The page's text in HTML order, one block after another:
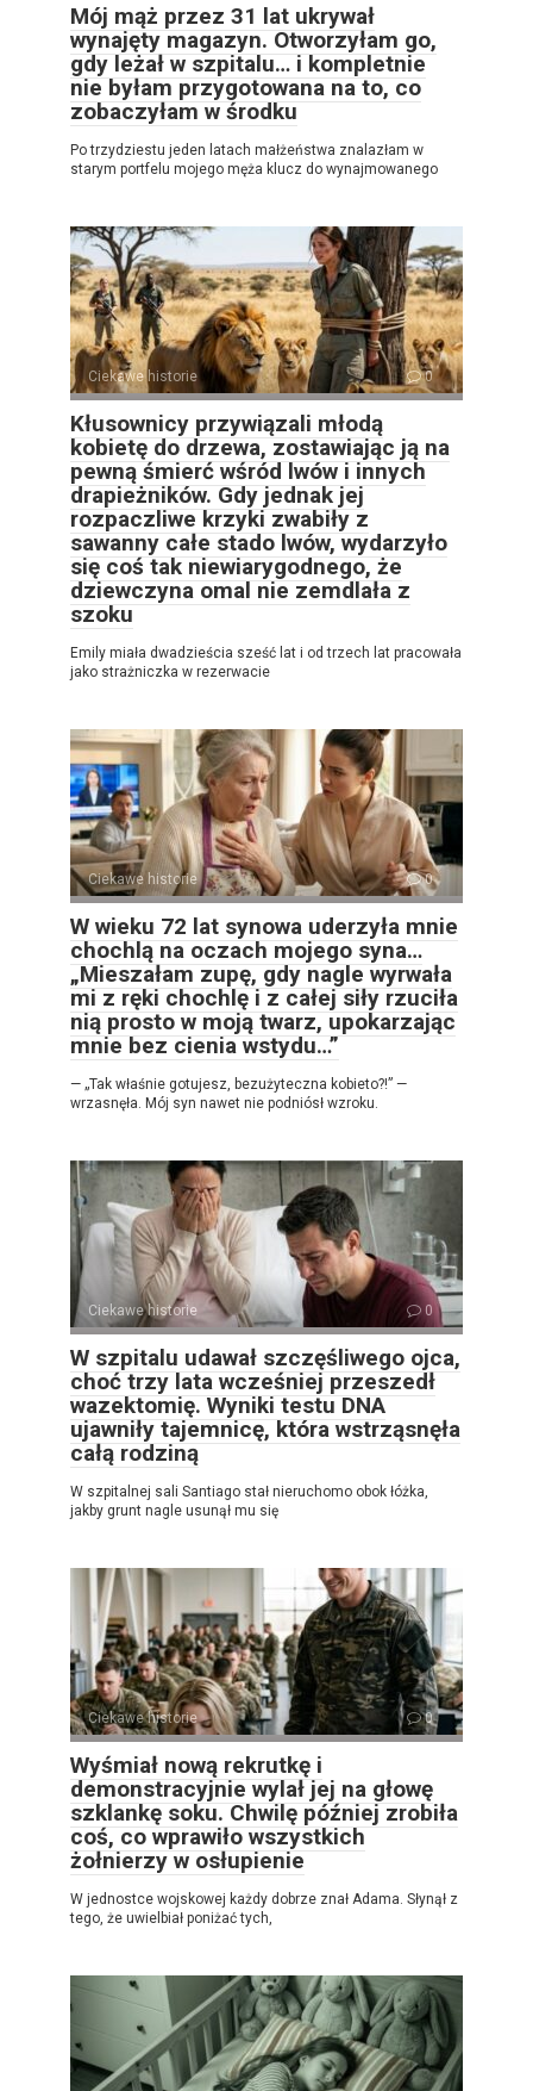
Mój mąż przez 31 lat ukrywał
wynajęty magazyn. Otworzyłam go,
gdy leżał w szpitalu… i kompletnie
nie byłam przygotowana na to, co
zobaczyłam w środku
Po trzydziestu jeden latach małżeństwa znalazłam w
starym portfelu mojego męża klucz do wynajmowanego
Ciekawe historie 0
Kłusownicy przywiązali młodą
kobietę do drzewa, zostawiając ją na
pewną śmierć wśród lwów i innych
drapieżników. Gdy jednak jej
rozpaczliwe krzyki zwabiły z
sawanny całe stado lwów, wydarzyło
się coś tak niewiarygodnego, że
dziewczyna omal nie zemdlała z
szoku
Emily miała dwadzieścia sześć lat i od trzech lat pracowała
jako strażniczka w rezerwacie
Ciekawe historie 0
W wieku 72 lat synowa uderzyła mnie
chochlą na oczach mojego syna…
„Mieszałam zupę, gdy nagle wyrwała
mi z ręki chochlę i z całej siły rzuciła
nią prosto w moją twarz, upokarzając
mnie bez cienia wstydu…”
— „Tak właśnie gotujesz, bezużyteczna kobieto?!” —
wrzasnęła. Mój syn nawet nie podniósł wzroku.
Ciekawe historie 0
W szpitalu udawał szczęśliwego ojca,
choć trzy lata wcześniej przeszedł
wazektomię. Wyniki testu DNA
ujawniły tajemnicę, która wstrząsnęła
całą rodziną
W szpitalnej sali Santiago stał nieruchomo obok łóżka,
jakby grunt nagle usunął mu się
Ciekawe historie 0
Wyśmiał nową rekrutkę i
demonstracyjnie wylał jej na głowę
szklankę soku. Chwilę później zrobiła
coś, co wprawiło wszystkich
żołnierzy w osłupienie
W jednostce wojskowej każdy dobrze znał Adama. Słynął z
tego, że uwielbiał poniżać tych,